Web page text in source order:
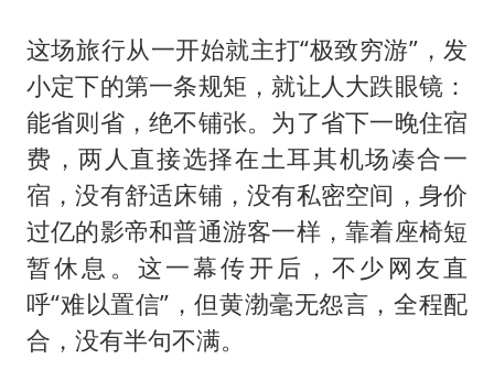
这场旅行从一开始就主打“极致穷游”，发
小定下的第一条规矩，就让人大跌眼镜：
能省则省，绝不铺张。为了省下一晚住宿
费，两人直接选择在土耳其机场凑合一
宿，没有舒适床铺，没有私密空间，身价
过亿的影帝和普通游客一样，靠着座椅短
暂休息。这一幕传开后，不少网友直
呼“难以置信”，但黄渤毫无怨言，全程配
合，没有半句不满。